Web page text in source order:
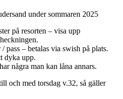
under sommaren 2025
på resorten – visa upp
pass – betalas via swish på plats.
dyka upp.
några man kan låna annars.
och med torsdag v.32, så gäller